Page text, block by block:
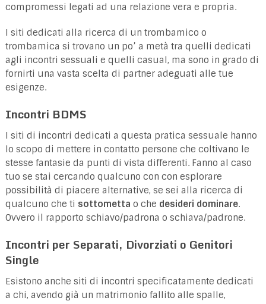
compromessi legati ad una relazione vera e propria.
I siti dedicati alla ricerca di un trombamico o
trombamica si trovano un po’ a metà tra quelli dedicati
agli incontri sessuali e quelli casual, ma sono in grado di
fornirti una vasta scelta di partner adeguati alle tue
esigenze.
Incontri BDMS
I siti di incontri dedicati a questa pratica sessuale hanno
lo scopo di mettere in contatto persone che coltivano le
stesse fantasie da punti di vista differenti. Fanno al caso
tuo se stai cercando qualcuno con con esplorare
possibilità di piacere alternative, se sei alla ricerca di
qualcuno che ti sottometta o che desideri dominare.
Ovvero il rapporto schiavo/padrona o schiava/padrone.
Incontri per Separati, Divorziati o Genitori
Single
Esistono anche siti di incontri specificatamente dedicati
a chi, avendo già un matrimonio fallito alle spalle,